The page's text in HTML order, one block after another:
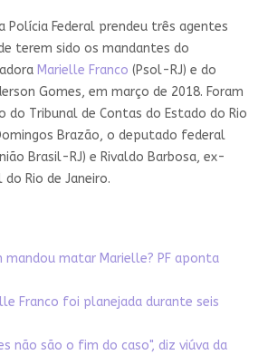
Polícia Federal prendeu três agentes
terem sido os mandantes do
Marielle Franco (Psol-RJ) e do
Gomes, em março de 2018. Foram
do Tribunal de Contas do Estado do Rio
Brazão, o deputado federal
Brasil-RJ) e Rivaldo Barbosa, ex-
Rio de Janeiro.
mandou matar Marielle? PF aponta
Franco foi planejada durante seis
não são o fim do caso", diz viúva da